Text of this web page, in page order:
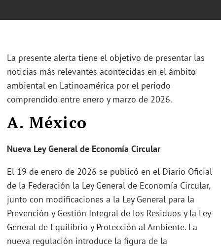
La presente alerta tiene el objetivo de presentar las
noticias más relevantes acontecidas en el ámbito
ambiental en Latinoamérica por el periodo
comprendido entre enero y marzo de 2026.
A. México
Nueva Ley General de Economía Circular
El 19 de enero de 2026 se publicó en el Diario Oficial
de la Federación la Ley General de Economía Circular,
junto con modificaciones a la Ley General para la
Prevención y Gestión Integral de los Residuos y la Ley
General de Equilibrio y Protección al Ambiente. La
nueva regulación introduce la figura de la